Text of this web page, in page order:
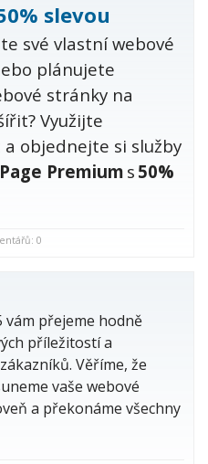
slevou
své vlastní webové
plánujete
stránky na
Využijte
objednejte si služby
Premiums 50%
0
vám přejeme hodně
příležitostí a
Věříme, že
vaše webové
a překonáme všechny